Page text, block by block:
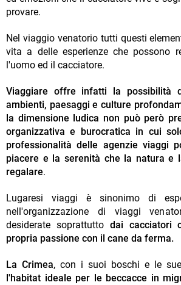
provare.
Nel viaggio venatorio tutti questi
vita a delle esperienze che possono
l'uomo ed il cacciatore.
Viaggiare offre infatti la possibilità
ambienti, paesaggi e culture
la dimensione ludica non può però
organizzativa e burocratica in cui
professionalità delle agenzie viaggi
piacere e la serenità che la natura e
regalare.
Lugaresi viaggi è sinonimo di
nell'organizzazione di viaggi
desiderate soprattutto dai cacciatori
propria passione con il cane da ferma.
La Crimea, con i suoi boschi e le
l'habitat ideale per le beccacce in